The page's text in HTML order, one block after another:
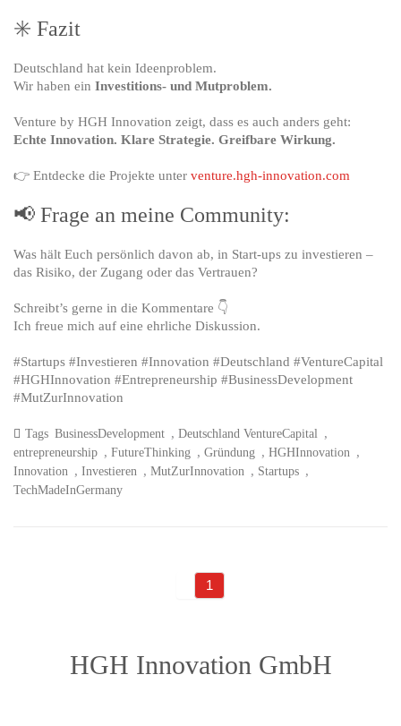
✳️ Fazit
Deutschland hat kein Ideenproblem.
Wir haben ein Investitions- und Mutproblem.
Venture by HGH Innovation zeigt, dass es auch anders geht:
Echte Innovation. Klare Strategie. Greifbare Wirkung.
👉 Entdecke die Projekte unter venture.hgh-innovation.com
📢 Frage an meine Community:
Was hält Euch persönlich davon ab, in Start-ups zu investieren –
das Risiko, der Zugang oder das Vertrauen?
Schreibt’s gerne in die Kommentare 👇
Ich freue mich auf eine ehrliche Diskussion.
#Startups #Investieren #Innovation #Deutschland #VentureCapital
#HGHInnovation #Entrepreneurship #BusinessDevelopment
#MutZurInnovation
Tags BusinessDevelopment , Deutschland VentureCapital ,
entrepreneurship , FutureThinking , Gründung , HGHInnovation ,
Innovation , Investieren , MutZurInnovation , Startups ,
TechMadeInGermany
1
HGH Innovation GmbH